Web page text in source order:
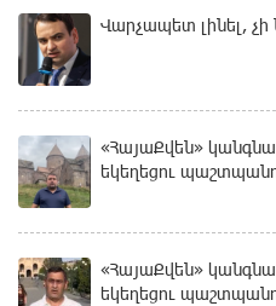
Վարչապետ լինել, չի
«ՀայաՔվեն»
եկեղեցու
«ՀայաՔվեն»
եկեղեցու